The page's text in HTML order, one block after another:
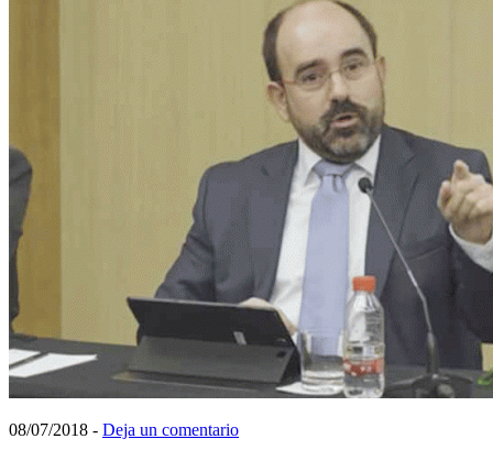
08/07/2018 - Deja un comentario